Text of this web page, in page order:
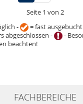
Seite 1 von 2
-
= fast
abgeschlossen -
-
beachten!
FACHBEREICHE